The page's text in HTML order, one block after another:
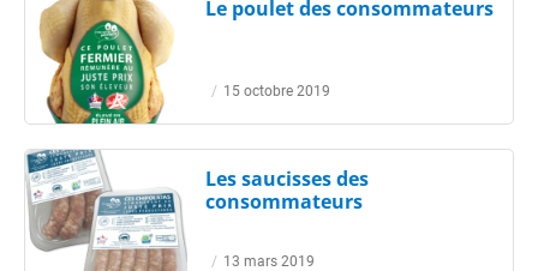
Le poulet des consommateurs
/ 15 octobre 2019
Les saucisses des
consommateurs
/ 13 mars 2019